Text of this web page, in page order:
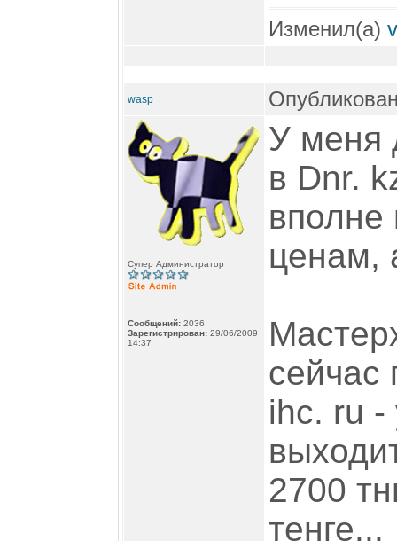
Изменил(а)
wasp
Супер Администратор
Сообщений: 2036
Зарегистрирован: 29/06/2009
14:37
У меня
в Dnr.
вполне
ценам,
сейчас
ihc. ru -
2700
тенге...